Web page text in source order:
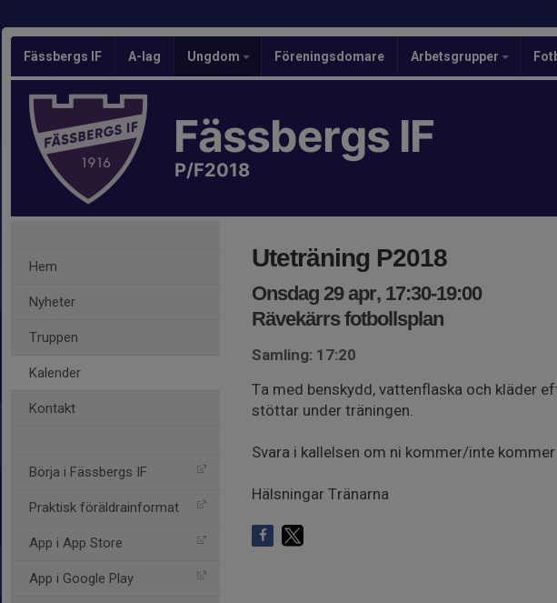
Fässbergs IF A-lag Ungdom Föreningsdomare Arbetsgrupper
Fässbergs IF
P/F2018
Hem
Nyheter
Truppen
Kalender
Kontakt
Börja i Fässbergs IF
Praktisk föräldrainformat
App i App Store
App i Google Play
Uteträning P2018
Onsdag 29 apr, 17:30-19:00
Rävekärrs fotbollsplan
Samling: 17:20
Ta med benskydd, vattenflaska och kläder
stöttar under träningen.
Svara i kallelsen om ni kommer/inte
Hälsningar Tränarna